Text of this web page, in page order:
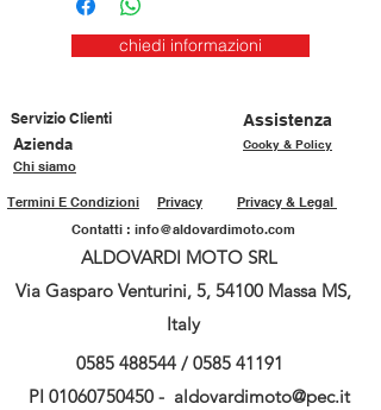
chiedi informazioni
Servizio Clienti
Assistenza
Azienda
Cooky & Policy
Chi siamo
Privacy & Legal
Privacy
Termini E Condizioni
Contatti : info@aldovardimoto.com
ALDOVARDI MOTO SRL
Via Gasparo Venturini, 5, 54100 Massa MS,
Italy
0585 488544 / 0585 41191
PI 01060750450 - aldovardimoto@pec.it